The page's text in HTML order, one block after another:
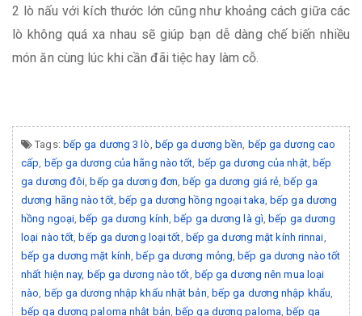
2 lò nấu với kích thước lớn cũng như khoảng cách giữa các
lò không quá xa nhau sẽ giúp bạn dễ dàng chế biến nhiều
món ăn cùng lúc khi cần đãi tiệc hay làm cỗ.
Tags: bếp ga dương 3 lò bếp ga dương bền bếp ga dương cao
cấp bếp ga dương của hãng nào tốt bếp ga dương của nhật, bếp
ga dương đôi ,bếp ga dương đơn ,bếp ga dương giá rẻ ,bếp ga
dương hãng nào tốt,bếp ga dương hồng ngoại taka ,bếp ga dương
hồng ngoại ,bếp ga dương kính ,bếp ga dương là gì ,bếp ga dương
loại nào tốt ,bếp ga dương loại tốt bếp ga dương mặt kính rinnai
bếp ga dương mặt kính ,bếp ga dương mỏng ,bếp ga dương nào tốt
nhất hiện nay, bếp ga dương nào tốt bếp ga dương nên mua loại
nào bếp ga dương nhập khẩu nhật bản bếp ga dương nhập khẩu
bếp ga dương paloma nhật bản ,bếp ga dương paloma ,bếp ga